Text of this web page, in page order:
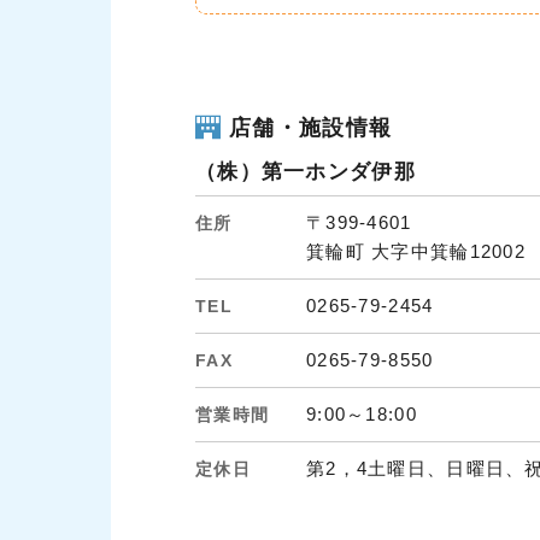
店舗・施設情報
（株）第一ホンダ伊那
住所
〒399-4601
箕輪町 大字中箕輪12002
TEL 0265-79-2454
FAX 0265-79-8550
営業時間 9:00～18:00
定休日 第2，4土曜日、日曜日、